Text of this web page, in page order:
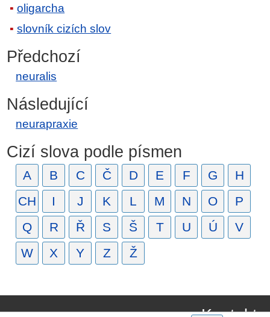
oligarcha
slovník cizích slov
Předchozí
neuralis
Následující
neurapraxie
Cizí slova podle písmen
A B C Č D E F G
H
CH
I J K L M N O
P
Q
R Ř S Š T U Ú
V
W
X Y Z Ž